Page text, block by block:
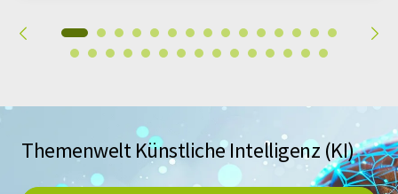
Themenwelt Künstliche Intelligenz (KI)